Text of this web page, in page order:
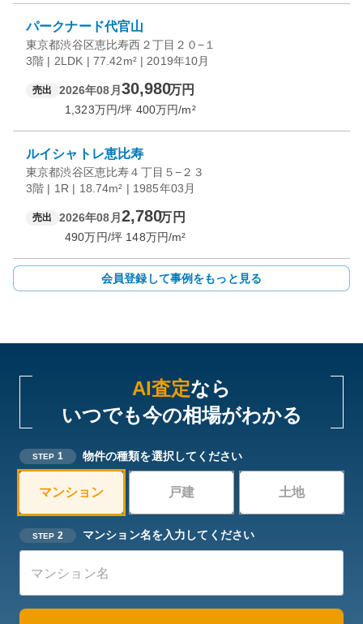
パークナード代官山
東京都渋谷区恵比寿西２丁目２０−１
3階 | 2LDK | 77.42m² | 2019年10月
売出 2026年08月 30,980万円
1,323万円/坪 400万円/m²
ルイシャトレ恵比寿
東京都渋谷区恵比寿４丁目５−２３
3階 | 1R | 18.74m² | 1985年03月
売出 2026年08月 2,780万円
490万円/坪 148万円/m²
会員登録して事例をもっと見る
AI査定なら
いつでも今の相場がわかる
STEP 1 物件の種類を選択してください
マンション 戸建 土地
STEP 2 マンション名を入力してください